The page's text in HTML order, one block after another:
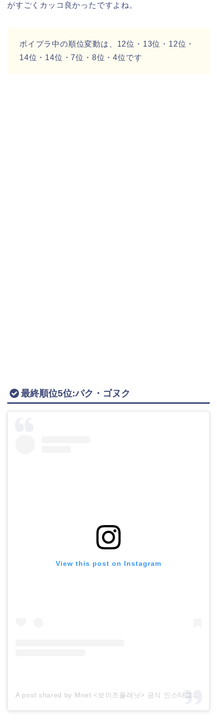
がすごくカッコ良かったですよね。
ボイプラ中の順位変動は、12位・13位・12位・
14位・14位・7位・8位・4位です
最終順位5位:パク・ゴヌク
View this post on Instagram